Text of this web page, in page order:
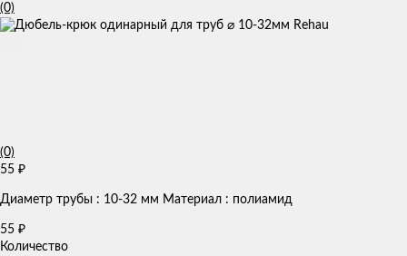
(0)
(0)
55 ₽
Диаметр трубы : 10-32 мм Материал : полиамид
55 ₽
Количество